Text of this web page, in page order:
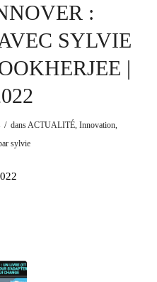
:
SYLVIE
|
/ dansACTUALITÉ,Innovation,
sylvie